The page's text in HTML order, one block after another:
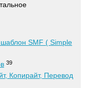
шаблон SMF ( Simple
39
Копирайт, Перевод